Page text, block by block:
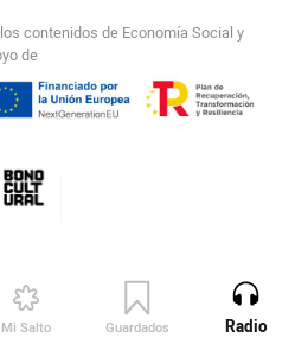
Mi Salto Guardados Revista
Radio
contenidos de Economía Social y
de